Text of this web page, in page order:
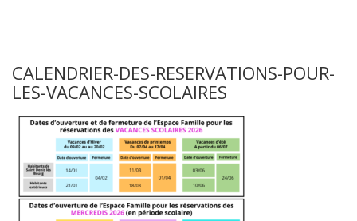
CALENDRIER-DES-RESERVATIONS-POUR-
LES-VACANCES-SCOLAIRES